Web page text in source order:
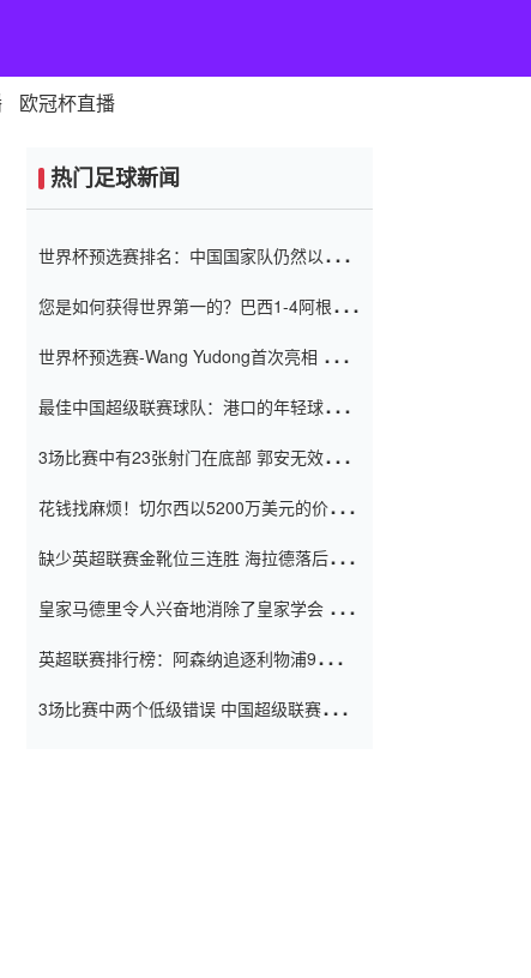
欧冠杯直播
热门足球新闻
世界杯预选赛排名：中国国家队仍然以6分
您是如何获得世界第一的？巴西1-4阿根
世界杯预选赛-Wang Yudong首次亮相 中国
最佳中国超级联赛球队：港口的年轻球员在
（Taishan）
3场比赛中有23张射门在底部 郭安无效传球
花钱找麻烦！切尔西以5200万美元的价格
窗口
缺少英超联赛金靴位三连胜 海拉德落后6球
皇家马德里令人兴奋地消除了皇家学会 安
英超联赛排行榜：阿森纳追逐利物浦9分 曼
3场比赛中两个低级错误 中国超级联赛的前